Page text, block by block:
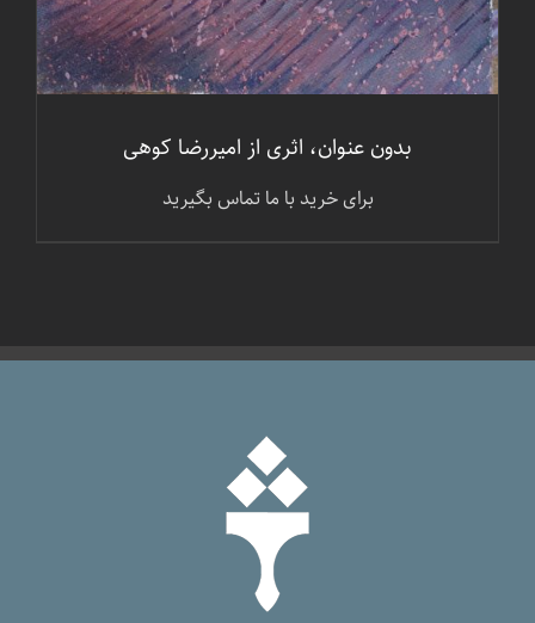
بدون عنوان، اثری از امیررضا کوهی
برای خرید با ما تماس بگیرید